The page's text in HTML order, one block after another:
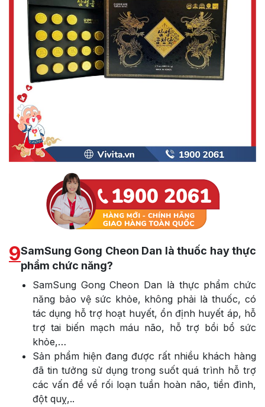
9SamSung Gong Cheon Dan là thuốc hay thực
phẩm chức năng?
SamSung Gong Cheon Dan là thực phẩm chức
năng bảo vệ sức khỏe, không phải là thuốc, có
tác dụng hỗ trợ hoạt huyết, ổn định huyết áp, hỗ
trợ tai biến mạch máu não, hỗ trợ bồi bổ sức
khỏe,…
Sản phẩm hiện đang được rất nhiều khách hàng
đã tin tưởng sử dụng trong suốt quá trình hỗ trợ
các vấn đề về rối loạn tuần hoàn não, tiền đình,
đột quỵ,..